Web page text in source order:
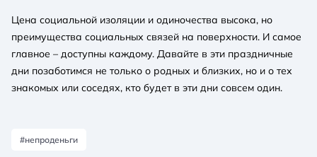
Цена социальной изоляции и одиночества высока, но
преимущества социальных связей на поверхности. И самое
главное – доступны каждому. Давайте в эти праздничные
дни позаботимся не только о родных и близких, но и о тех
знакомых или соседях, кто будет в эти дни совсем один.
#непроденьги